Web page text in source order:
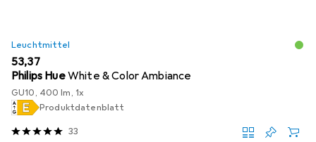
Leuchtmittel
EUR
53,37
Philips HueWhite & Color Ambiance
GU10, 400 lm, 1x
Produktdatenblatt
33